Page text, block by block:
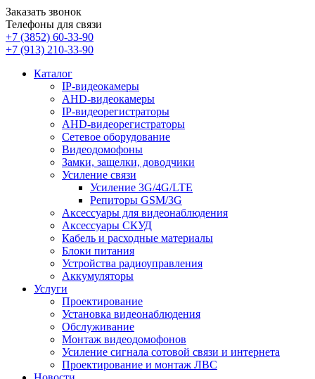
Заказать звонок
Телефоны для связи
+7 (3852) 60-33-90
+7 (913) 210-33-90
Каталог
IP-видеокамеры
AHD-видеокамеры
IP-видеорегистраторы
AHD-видеорегистраторы
Сетевое оборудование
Видеодомофоны
Замки, защелки, доводчики
Усиление связи
Усиление 3G/4G/LTE
Репиторы GSM/3G
Аксессуары для видеонаблюдения
Аксессуары СКУД
Кабель и расходные материалы
Блоки питания
Устройства радиоуправления
Аккумуляторы
Услуги
Проектирование
Установка видеонаблюдения
Обслуживание
Монтаж видеодомофонов
Усиление сигнала сотовой связи и интернета
Проектирование и монтаж ЛВС